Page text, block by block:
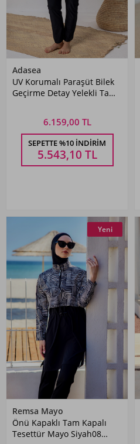
Adasea
UV Korumalı Paraşüt Bilek
Geçirme Detay Yelekli Tam
6.159,00 TL
SEPETTE %10 İNDIRIM
5.543,10 TL
Yeni
Remsa Mayo
Önü Kapaklı Tam Kapalı
Tesettür Mayo Siyah08